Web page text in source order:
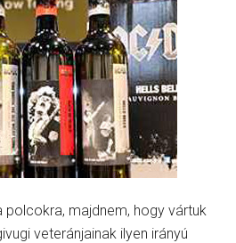
polcokra, majdnem, hogy vártuk
veteránjainak ilyen irányú